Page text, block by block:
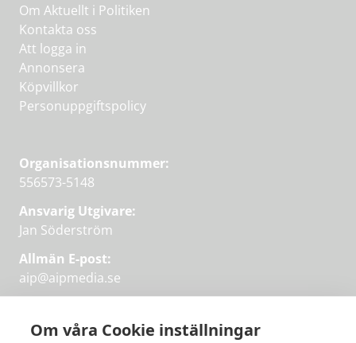
Om våra Cookie inställningar
Om Aktuellt i Politiken
Kontakta oss
Att logga in
Annonsera
Köpvillkor
Personuppgiftspolicy
Organisationsnummer:
556573-5148
Ansvarig Utgivare:
Jan Söderström
Allmän E-post:
aip@aipmedia.se
aip@flowyinfo.seeller 08-1210 60 40.